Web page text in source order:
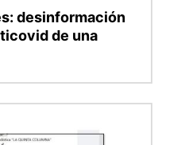
desinformación
de una